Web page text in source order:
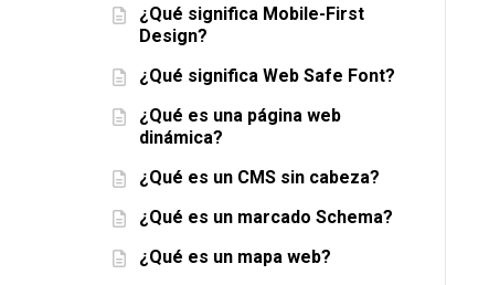
¿Qué significa Mobile-First
Design?
¿Qué significa Web Safe Font?
¿Qué es una página web
dinámica?
¿Qué es un CMS sin cabeza?
¿Qué es un marcado Schema?
¿Qué es un mapa web?